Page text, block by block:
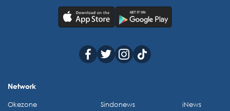
Network
Okezone
Sindonews
iNews